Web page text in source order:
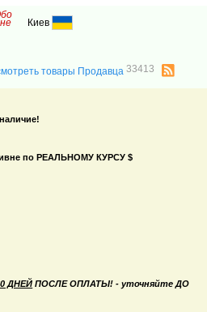
Киев
товары Продавца33413
по РЕАЛЬНОМУ КУРСУ $
ДНЕЙ ПОСЛЕ ОПЛАТЫ! - уточняйте ДО